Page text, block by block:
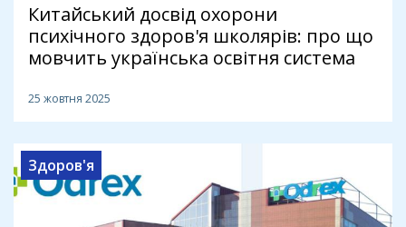
Китайський досвід охорони
психічного здоров'я школярів: про що
мовчить українська освітня система
25 жовтня 2025
Здоров'я